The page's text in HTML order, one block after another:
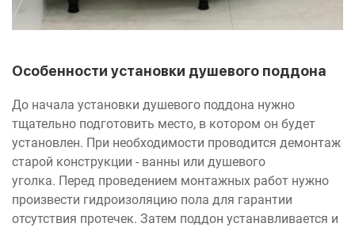
Особенности установки душевого поддона
До начала установки душевого поддона нужно
тщательно подготовить место, в котором он будет
установлен. При необходимости проводится демонтаж
старой конструкции - ванны или душевого
уголка. Перед проведением монтажных работ нужно
произвести гидроизоляцию пола для гарантии
отсутствия протечек. Затем поддон устанавливается и